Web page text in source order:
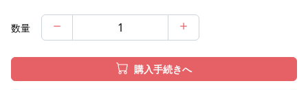
数量
購入手続きへ